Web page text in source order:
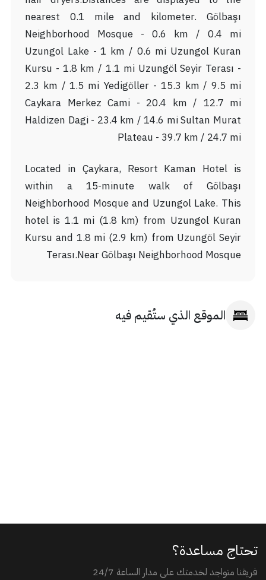
nearest 0.1 mile and kilometer. Gölbaşı
Neighborhood Mosque - 0.6 km / 0.4 mi
Uzungol Lake - 1 km / 0.6 mi Uzungol Kuran
Kursu - 1.8 km / 1.1 mi Uzungöl Seyir Terası -
2.3 km / 1.5 mi Yedigöller - 15.3 km / 9.5 mi
Caykara Merkez Cami - 20.4 km / 12.7 mi
Haldizen Dagi - 23.4 km / 14.6 mi Sultan Murat
Plateau - 39.7 km / 24.7 mi
Located in Çaykara, Resort Kaman Hotel is
within a 15-minute walk of Gölbaşı
Neighborhood Mosque and Uzungol Lake. This
hotel is 1.1 mi (1.8 km) from Uzungol Kuran
Kursu and 1.8 mi (2.9 km) from Uzungöl Seyir
Terası.Near Gölbaşı Neighborhood Mosque
الموقع الذي ستُقيم فيه
تحتاج مساعدة؟
فريقنا متواجد لخدمتك على مدار الساعة 24/7